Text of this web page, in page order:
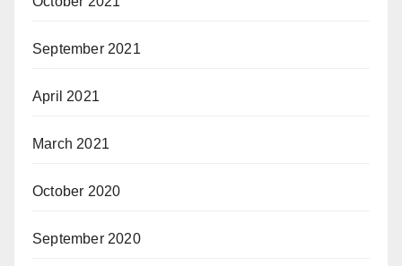
September 2021
April 2021
March 2021
October 2020
September 2020